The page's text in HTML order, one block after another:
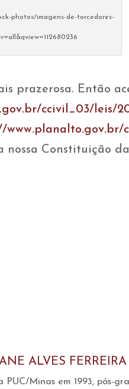
photos/imagens-de-torcedores-
prazerosa. Então
ccivil_03/leis/
www.planalto.gov.br/
nossa Constituição
ALVES FERREIRA
Minas em 1993, pós-